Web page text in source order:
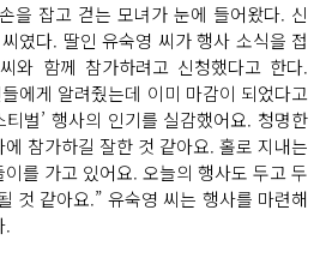
을 잡고 걷는 모녀가 눈에 들어왔다. 신
였다. 딸인 유숙영 씨가 행사 소식을 접
와 함께 참가하려고 신청했다고 한다.
에게 알려줬는데 이미 마감이 되었다고
벌’ 행사의 인기를 실감했어요. 청명한
참가하길 잘한 것 같아요. 홀로 지내는
를 가고 있어요. 오늘의 행사도 두고 두
것 같아요.” 유숙영 씨는 행사를 마련해
.